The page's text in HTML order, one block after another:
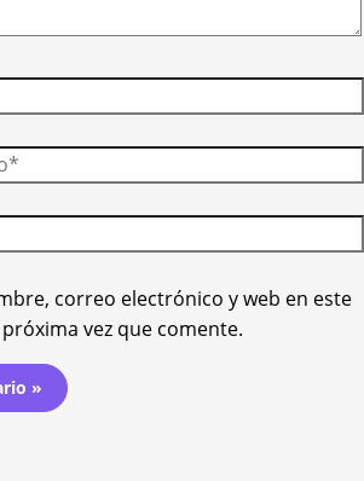
correo electrónico y web en este
vez que comente.